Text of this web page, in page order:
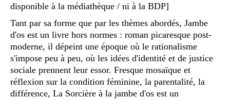
disponible à la médiathèque / ni à la BDP]
Tant par sa forme que par les thèmes abordés, Jambe
d'os est un livre hors normes : roman picaresque post-
moderne, il dépeint une époque où le rationalisme
s'impose peu à peu, où les idées d'identité et de justice
sociale prennent leur essor. Fresque mosaïque et
réflexion sur la condition féminine, la parentalité, la
différence, La Sorcière à la jambe d'os est un